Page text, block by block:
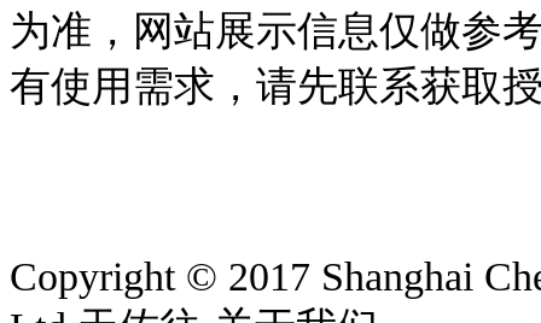
为准， 网站展示信息仅做参
有使用需求，请先联系获取
Copyright © 2017 Shanghai